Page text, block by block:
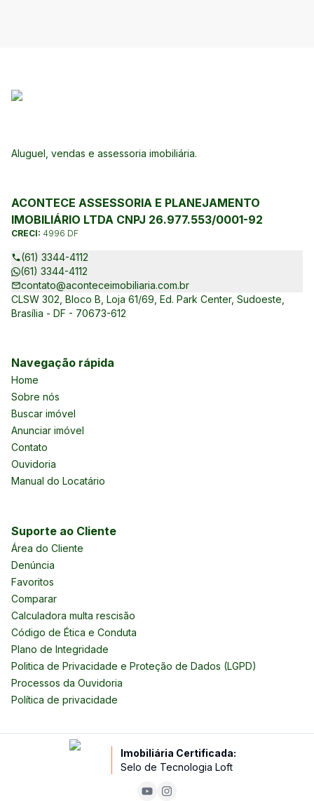
Aluguel, vendas e assessoria imobiliária.
ACONTECE ASSESSORIA E PLANEJAMENTO
IMOBILIÁRIO LTDA CNPJ 26.977.553/0001-92
CRECI: 4996 DF
(61) 3344-4112
(61) 3344-4112
contato@aconteceimobiliaria.com.br
CLSW 302, Bloco B, Loja 61/69, Ed. Park Center, Sudoeste,
Brasília - DF - 70673-612
Navegação rápida
Home
Sobre nós
Buscar imóvel
Anunciar imóvel
Contato
Ouvidoria
Manual do Locatário
Suporte ao Cliente
Área do Cliente
Denúncia
Favoritos
Comparar
Calculadora multa rescisão
Código de Ética e Conduta
Plano de Integridade
Politica de Privacidade e Proteção de Dados (LGPD)
Processos da Ouvidoria
Política de privacidade
Imobiliária Certificada:
Selo de Tecnologia Loft